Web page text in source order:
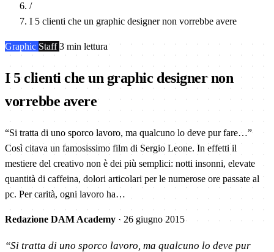
/
I 5 clienti che un graphic designer non vorrebbe avere
Graphic Staff3 min lettura
I 5 clienti che un graphic designer non
vorrebbe avere
“Si tratta di uno sporco lavoro, ma qualcuno lo deve pur fare…”
Così citava un famosissimo film di Sergio Leone. In effetti il
mestiere del creativo non è dei più semplici: notti insonni, elevate
quantità di caffeina, dolori articolari per le numerose ore passate al
pc. Per carità, ogni lavoro ha…
Redazione DAM Academy · 26 giugno 2015
“Si tratta di uno sporco lavoro, ma qualcuno lo deve pur